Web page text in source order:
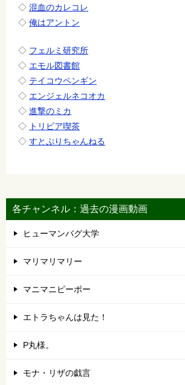
◇ 混血のカレコレ
◇ 俺はアントン
◇ フェルミ研究所
◇ エモル図書館
◇ テイコウペンギン
◇ エンジェルネコオカ
◇ 進撃のミカ
◇ トリビア喫茶
◇ すとぷりちゃんねる
各チャンネル：過去の漫画動画
ヒューマンバグ大学
マリマリマリー
マニマニピーポー
エトラちゃんは見た！
P丸様。
モナ・リザの戯言